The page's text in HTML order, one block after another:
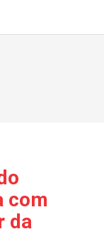
com
da